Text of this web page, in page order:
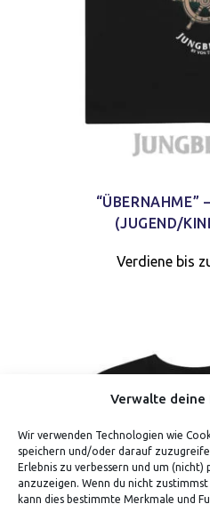
Verwalte deine
Wir verwenden Technologien wie
speichern und/oder darauf
Erlebnis zu verbessern und um (nicht)
anzuzeigen. Wenn du nicht
kann dies bestimmte Merkmale und
“ÜBERNAHME”
(JUGEND/
Verdiene bis